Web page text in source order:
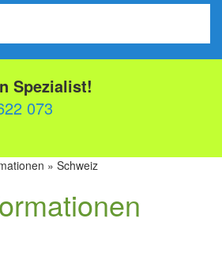
Spezialist!
073
» Schweiz